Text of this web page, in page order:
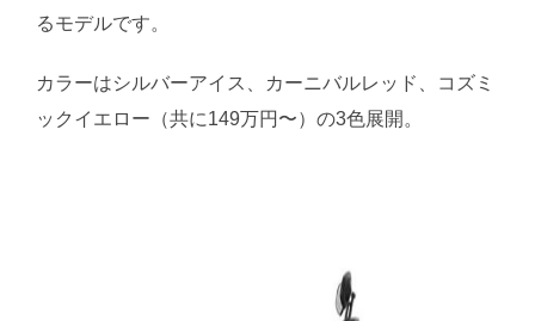
るモデルです。
カラーはシルバーアイス、カーニバルレッド、コズミ
ックイエロー（共に149万円〜）の3色展開。